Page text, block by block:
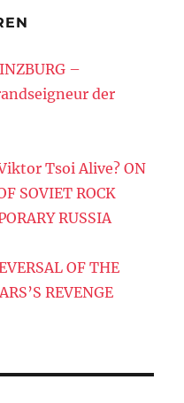
–
der
Tsoi Alive? ON
SOVIET ROCK
RUSSIA
OF THE
REVENGE